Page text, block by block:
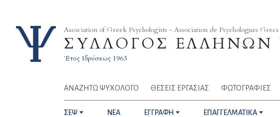
Association of Greek Psychologists - Association de Psychologues Grecs
ΣΥΛΛΟΓΟΣ
Έτος Ιδρύσεως 1963
ΑΝΑΖΗΤΩ ΨΥΧΟΛΟΓΟ ΘΕΣΕΙΣ ΕΡΓΑΣΙΑΣ ΦΩΤΟΓΡΑΦΙΕΣ
ΣΕΨ NEA ΕΓΓΡΑΦΗ ΕΠΑΓΓΕΛΜΑΤΙΚΑ